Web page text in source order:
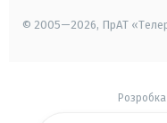
© 2005—2026, ПрАТ
Розробка